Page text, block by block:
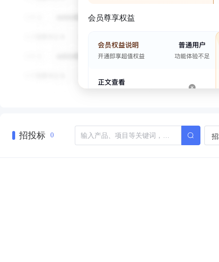
会员尊享权益
招投标 0